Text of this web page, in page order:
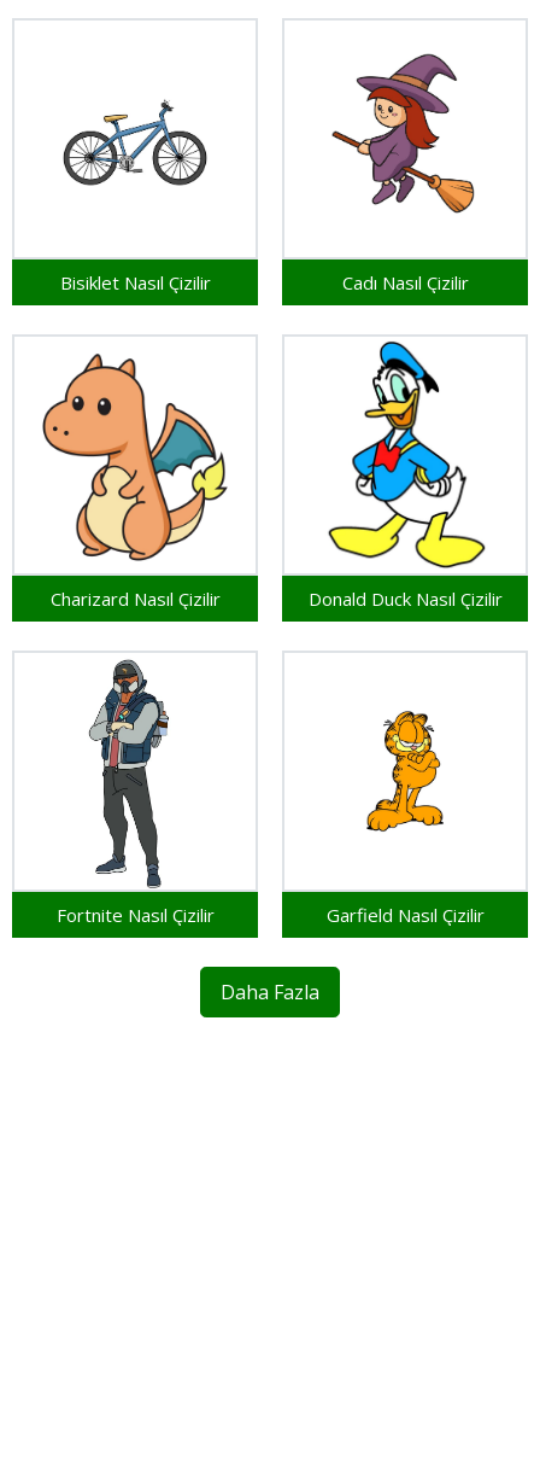
Bisiklet Nasıl Çizilir Cadı Nasıl Çizilir
Charizard Nasıl Çizilir Donald Duck Nasıl Çizilir
Fortnite Nasıl Çizilir Garfield Nasıl Çizilir
Daha Fazla